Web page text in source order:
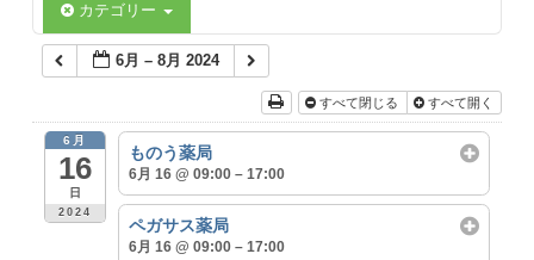
カテゴリー
6月 – 8月 2024
すべて閉じる すべて開く
6月
16
日
2024
ものう薬局
6月 16 @ 09:00 – 17:00
ペガサス薬局
6月 16 @ 09:00 – 17:00